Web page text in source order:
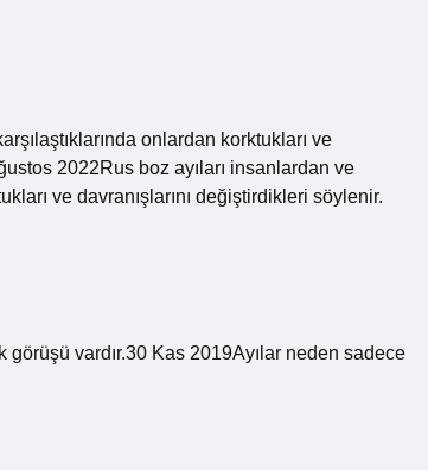
onlardan korktukları ve
2022Rus boz ayıları insanlardan ve
ve davranışlarını değiştirdikleri söylenir.
vardır.30 Kas 2019Ayılar neden sadece